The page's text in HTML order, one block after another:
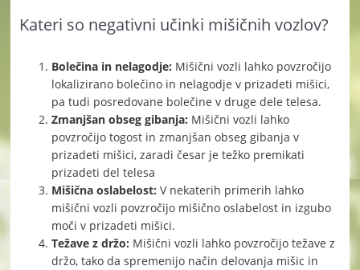
Kateri so negativni učinki mišičnih vozlov?
Bolečina in nelagodje: Mišični vozli lahko povzročijo
lokalizirano bolečino in nelagodje v prizadeti mišici,
pa tudi posredovane bolečine v druge dele telesa.
Zmanjšan obseg gibanja: Mišični vozli lahko
povzročijo togost in zmanjšan obseg gibanja v
prizadeti mišici, zaradi česar je težko premikati
prizadeti del telesa
Mišična oslabelost: V nekaterih primerih lahko
mišični vozli povzročijo mišično oslabelost in izgubo
moči v prizadeti mišici.
Težave z držo: Mišični vozli lahko povzročijo težave z
držo, tako da spremenijo način delovanja mišic in